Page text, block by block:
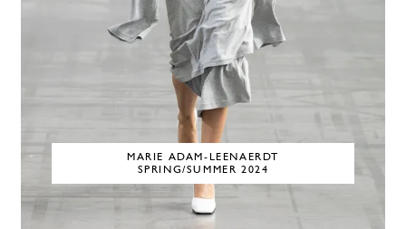
MARIE ADAM-LEENAERDT
SPRING/SUMMER 2024